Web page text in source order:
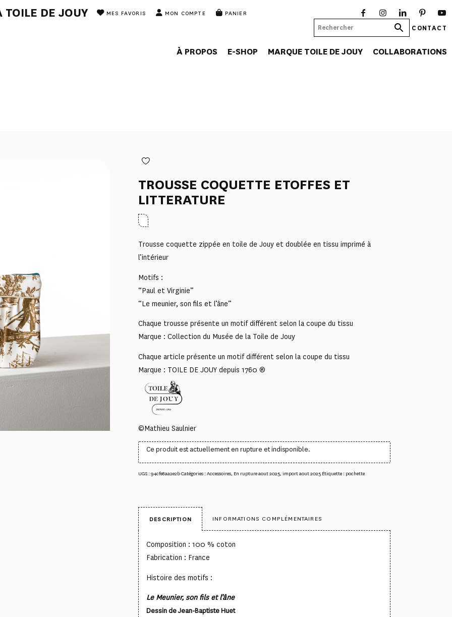
TOILE DE JOUY MES FAVORIS MON COMPTE PANIER
CONTACT
À PROPOS E-SHOP MARQUE TOILE DE JOUY COLLABORATIONS
TROUSSE COQUETTE ETOFFES ET
LITTERATURE
Trousse coquette zippée en toile de Jouy et doublée en tissu imprimé à
l’intérieur
Motifs :
“Paul et Virginie”
“Le meunier, son fils et l’âne”
Chaque trousse présente un motif différent selon la coupe du tissu
Marque : Collection du Musée de la Toile de Jouy
Chaque article présente un motif différent selon la coupe du tissu
Marque : TOILE DE JOUY depuis 1760 ®
©Mathieu Saulnier
Ce produit est actuellement en rupture et indisponible.
UGS :94cfe8aa2e2bCatégories :Accessoires, En rupture aout 2025, import aout 2025 Étiquette : pochette
DESCRIPTION INFORMATIONS COMPLÉMENTAIRES
Composition : 100 % coton
Fabrication : France
Histoire des motifs :
Le Meunier, son fils et l’âne
Dessin de Jean-Baptiste Huet